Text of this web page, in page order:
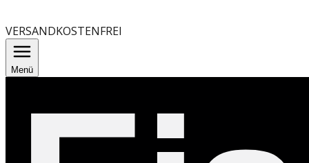
VERSANDKOSTENFREI
Menü